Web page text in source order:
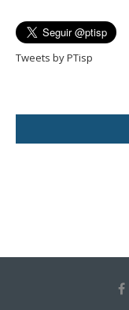
Tweets by PTisp